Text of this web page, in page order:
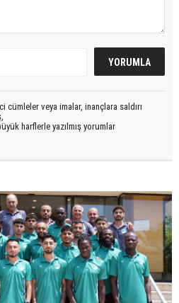
cümleler veya imalar, inançlara saldırı
harflerle yazılmış yorumlar